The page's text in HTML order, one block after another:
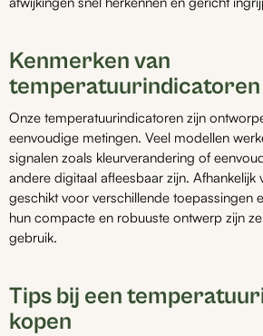
Kenmerken van
temperatuurindicatoren
Onze temperatuurindicatoren zijn
eenvoudige metingen. Veel modellen
signalen zoals kleurverandering of
andere digitaal afleesbaar zijn. Afhankelijk
geschikt voor verschillende toepassingen
hun compacte en robuuste ontwerp zijn
gebruik.
Tips bij een
kopen